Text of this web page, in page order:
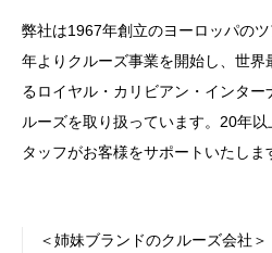
弊社は1967年創立のヨーロッパの
年よりクルーズ事業を開始し、世
るロイヤル・カリビアン・インタ
ルーズを取り扱っています。20年
タッフがお客様をサポートいたしま
＜姉妹ブランドのクルーズ会社＞